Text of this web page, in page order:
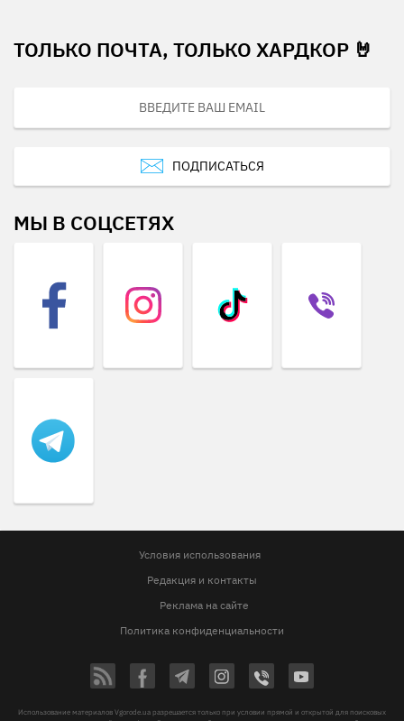
ТОЛЬКО ПОЧТА, ТОЛЬКО ХАРДКОР 🤘
ПОДПИСАТЬСЯ
МЫ В СОЦСЕТЯХ
Условия использования
Редакция и контакты
Реклама на сайте
Политика конфиденциальности
Использование материалов Vgorode.ua разрешается только при условии прямой и открытой для поисковых